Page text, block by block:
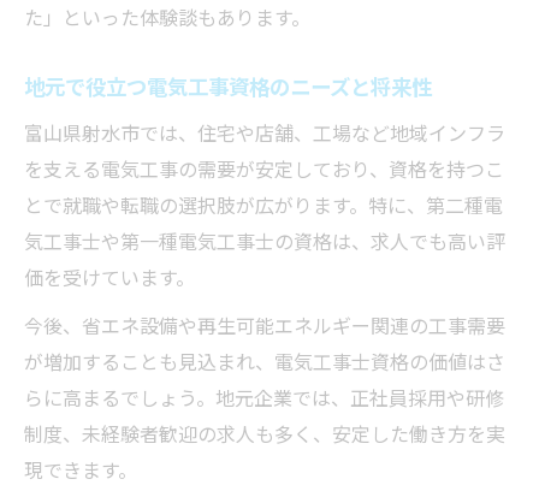
た」といった体験談もあります。
地元で役立つ電気工事資格のニーズと将来性
富山県射水市では、住宅や店舗、工場など地域インフラ
を支える電気工事の需要が安定しており、資格を持つこ
とで就職や転職の選択肢が広がります。特に、第二種電
気工事士や第一種電気工事士の資格は、求人でも高い評
価を受けています。
今後、省エネ設備や再生可能エネルギー関連の工事需要
が増加することも見込まれ、電気工事士資格の価値はさ
らに高まるでしょう。地元企業では、正社員採用や研修
制度、未経験者歓迎の求人も多く、安定した働き方を実
現できます。